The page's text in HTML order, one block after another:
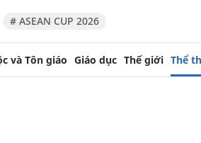
# ASEAN CUP 2026
và Tôn giáo Giáo dục Thế giới Thể